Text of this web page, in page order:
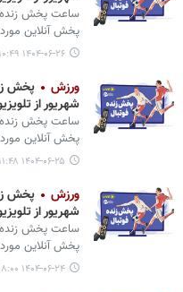
پخش آنلاین
۱۴۰۴-۰۶-۲۶ ۱۰:۴۹
ورزش
شهریور از
پخش آنلاین
۱۴۰۴-۰۶-۲۵ ۱۱:۴۸
ورزش
شهریور از
پخش آنلاین
۱۴۰۴-۰۶-۲۴ ۰۸:۰۰